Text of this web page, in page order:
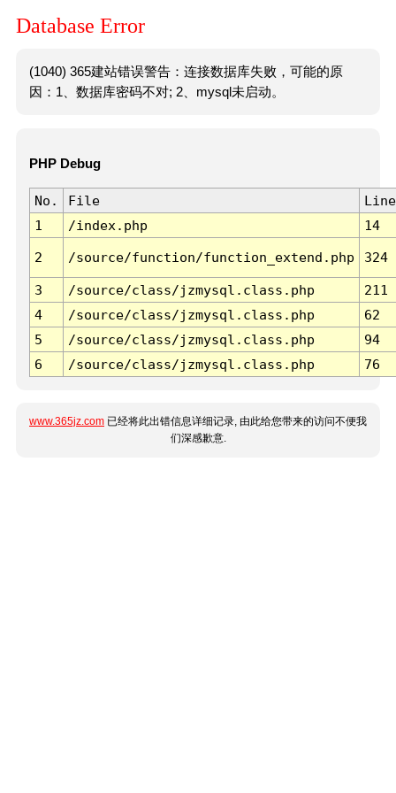
Database Error
(1040) 365建站错误警告：连接数据库失败，可能的原
因：1、数据库密码不对; 2、mysql未启动。
PHP Debug
No. File
Line
1
/index.php 14
2 /source/function/function_extend.php 324
3 /source/class/jzmysql.class.php
211
4
/source/class/jzmysql.class.php
62
5
/source/class/jzmysql.class.php
94
6
/source/class/jzmysql.class.php 76
www.365jz.com 已经将此出错信息详细记录, 由此给您带来的访问不便我
们深感歉意.